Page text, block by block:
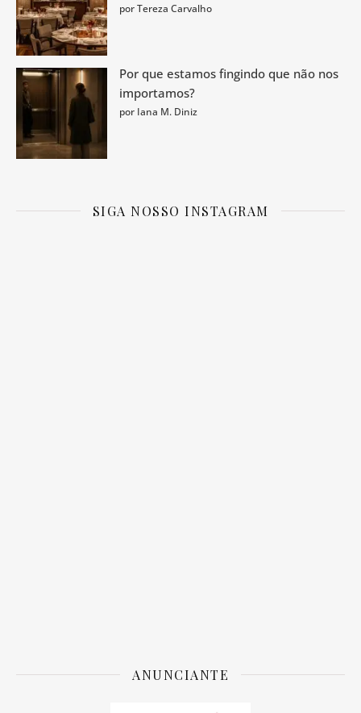
por Tereza Carvalho
Por que estamos fingindo que não nos
importamos?
por Iana M. Diniz
SIGA NOSSO INSTAGRAM
ANUNCIANTE